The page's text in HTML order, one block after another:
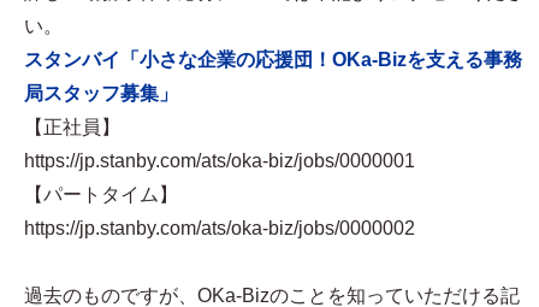
い。
スタンバイ「小さな企業の応援団！OKa-Bizを支える事務
局スタッフ募集」
【正社員】
https://jp.stanby.com/ats/oka-biz/jobs/0000001
【パートタイム】
https://jp.stanby.com/ats/oka-biz/jobs/0000002
過去のものですが、OKa-Bizのことを知っていただける記